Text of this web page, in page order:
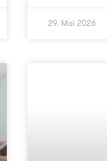
29. Mai 2026